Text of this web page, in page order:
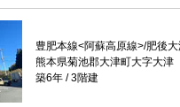
豊肥本線<阿蘇高原線>/肥後
熊本県菊池郡大津町大字大津
築6年
3階建